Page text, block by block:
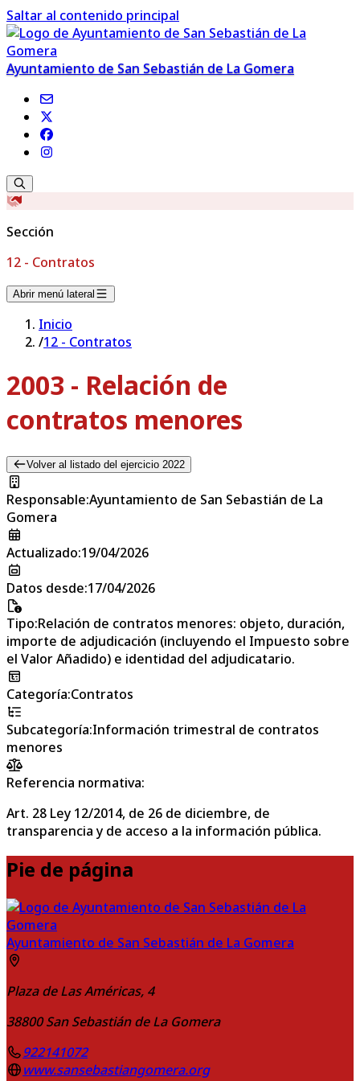
Saltar al contenido principal
Ayuntamiento de San Sebastián de La Gomera
Sección
12 - Contratos
Abrir menú lateral
Inicio
/12 - Contratos
2003 - Relación de
contratos menores
Volver al listado del ejercicio 2022
Responsable:Ayuntamiento de San Sebastián de La
Gomera
Actualizado:19/04/2026
Datos desde:17/04/2026
Tipo:Relación de contratos menores: objeto, duración,
importe de adjudicación (incluyendo el Impuesto sobre
el Valor Añadido) e identidad del adjudicatario.
Categoría:Contratos
Subcategoría:Información trimestral de contratos
menores
Referencia normativa:
Art. 28 Ley 12/2014, de 26 de diciembre, de
transparencia y de acceso a la información pública.
Pie de página
Ayuntamiento de San Sebastián de La Gomera
Plaza de Las Américas, 4
38800 San Sebastián de La Gomera
922141072
www.sansebastiangomera.org